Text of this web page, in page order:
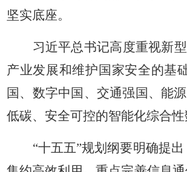
坚实底座。
习近平总书记高度重视新
产业发展和维护国家安全的基
国、数字中国、交通强国、能
低碳、安全可控的智能化综合
“十五五”规划纲要明确提